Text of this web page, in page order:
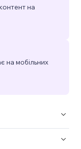
на
на мобільних